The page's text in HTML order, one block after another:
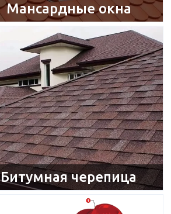
Мансардные окна
Битумная черепица